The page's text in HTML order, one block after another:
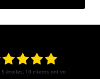
5 étoiles, 10 clients ont votés